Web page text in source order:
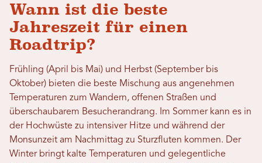
Wann ist die beste
Jahreszeit für einen
Roadtrip?
Frühling (April bis Mai) und Herbst (September bis
Oktober) bieten die beste Mischung aus angenehmen
Temperaturen zum Wandern, offenen Straßen und
überschaubarem Besucherandrang. Im Sommer kann es in
der Hochwüste zu intensiver Hitze und während der
Monsunzeit am Nachmittag zu Sturzfluten kommen. Der
Winter bringt kalte Temperaturen und gelegentliche